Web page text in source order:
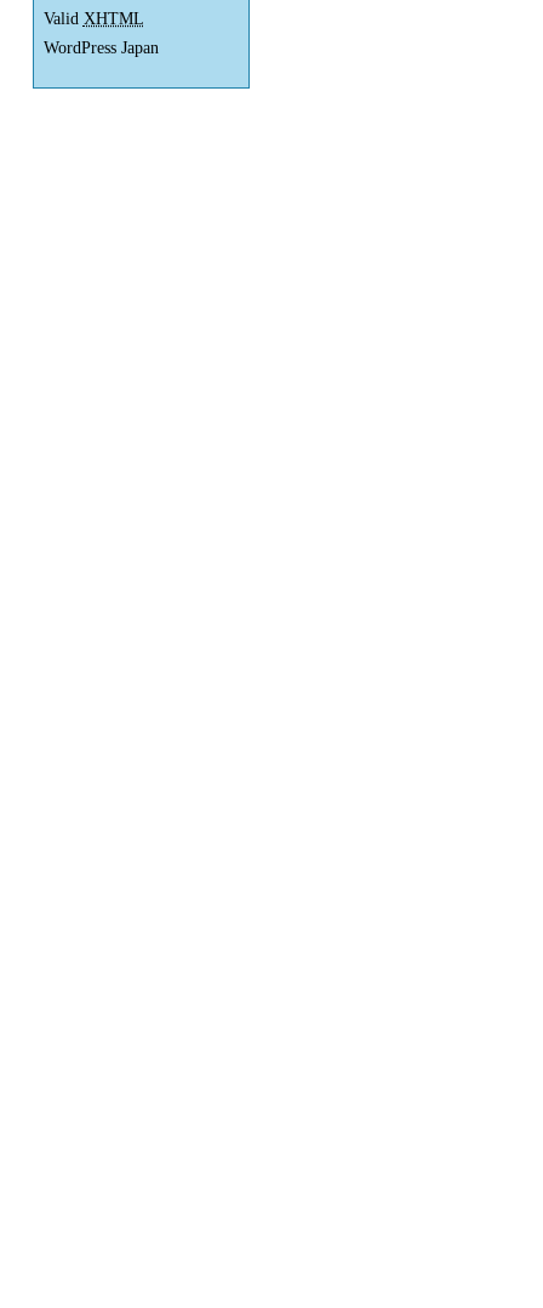
Valid XHTML
WordPress Japan